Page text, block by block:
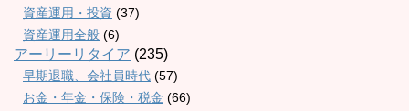
資産運用・投資 (37)
資産運用全般 (6)
アーリーリタイア (235)
早期退職、会社員時代 (57)
お金・年金・保険・税金 (66)